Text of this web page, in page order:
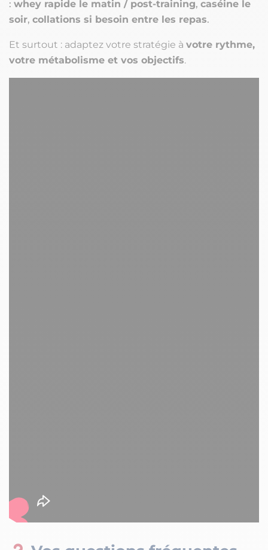
: whey rapide le matin / post-training, caséine le
soir, collations si besoin entre les repas.
Et surtout : adaptez votre stratégie à votre rythme,
votre métabolisme et vos objectifs.